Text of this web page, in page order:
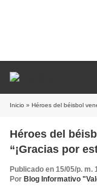
Inicio » Héroes del béisbol
Héroes del
“¡Gracias por
Publicado en 15/05/p. m.
Por Blog Informativo